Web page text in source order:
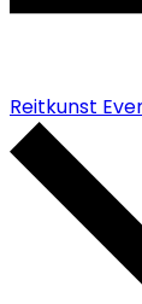
Reitkunst